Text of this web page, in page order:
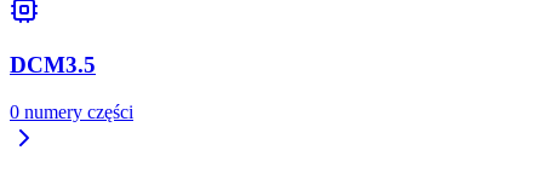
DCM3.5
0 numery części